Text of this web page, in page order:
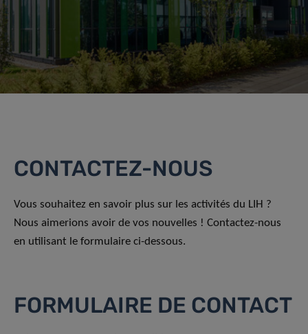
CONTACTEZ-NOUS
Vous souhaitez en savoir plus sur les activités du LIH ?
Nous aimerions avoir de vos nouvelles ! Contactez-nous
en utilisant le formulaire ci-dessous.
FORMULAIRE DE CONTACT